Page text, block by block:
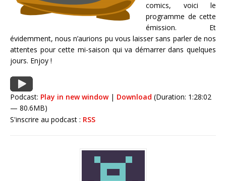
comics, voici le
programme de cette
émission. Et
évidemment, nous n’aurions pu vous laisser sans parler de nos
attentes pour cette mi-saison qui va démarrer dans quelques
jours. Enjoy !
Podcast: Play in new window| Download (Duration: 1:28:02
— 80.6MB)
S'inscrire au podcast : RSS